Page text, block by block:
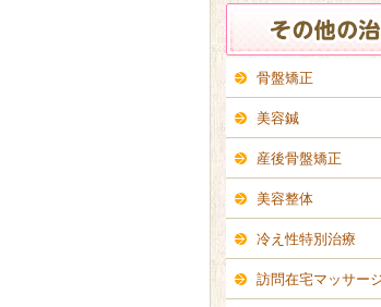
骨盤矯正
美容鍼
産後骨盤矯正
美容整体
冷え性特別治療
訪問在宅マッサー